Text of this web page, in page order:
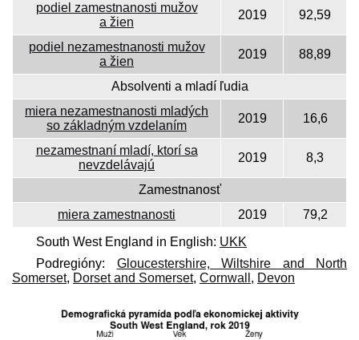
podiel zamestnanosti mužov
a žien
2019 92,59
podiel nezamestnanosti mužov
a žien
2019 88,89
Absolventi a mladí ľudia
miera nezamestnanosti mladých
so základným vzdelaním
2019 16,6
nezamestnaní mladí, ktorí sa
nevzdelávajú
2019 8,3
Zamestnanosť
miera zamestnanosti
2019
79,2
South West England in English: UKK
Podregióny: Gloucestershire, Wiltshire and North
Somerset, Dorset and Somerset, Cornwall , Devon